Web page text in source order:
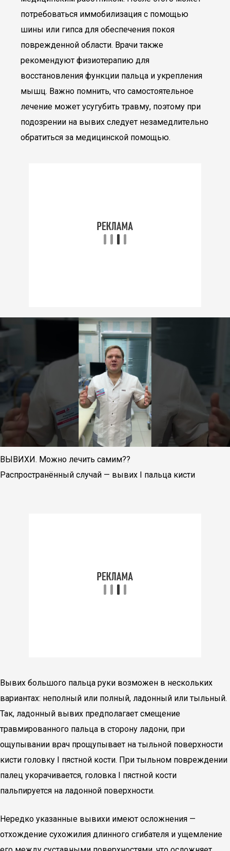
потребоваться иммобилизация с помощью
шины или гипса для обеспечения покоя
поврежденной области. Врачи также
рекомендуют физиотерапию для
восстановления функции пальца и укрепления
мышц. Важно помнить, что самостоятельное
лечение может усугубить травму, поэтому при
подозрении на вывих следует незамедлительно
обратиться за медицинской помощью.
ВЫВИХИ. Можно лечить самим??
Распространённый случай — вывих I пальца кисти
Вывих большого пальца руки возможен в нескольких
вариантах: неполный или полный, ладонный или тыльный.
Так, ладонный вывих предполагает смещение
травмированного пальца в сторону ладони, при
ощупывании врач прощупывает на тыльной поверхности
кисти головку I пястной кости. При тыльном повреждении
палец укорачивается, головка I пястной кости
пальпируется на ладонной поверхности.
Нередко указанные вывихи имеют осложнения —
отхождение сухожилия длинного сгибателя и ущемление